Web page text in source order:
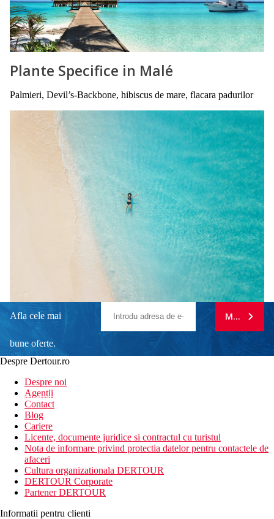
Plante Specifice in Malé
Palmieri, Devil’s-Backbone, hibiscus de mare, flacara padurilor
Afla cele mai
bune oferte.
newsletter!
MA
Despre Dertour.ro
Despre noi
Agentii
Contact
Blog
Cariere
Licente, documente juridice si contractul cu turistul
Nota de informare privind protectia datelor pentru contactele de
afaceri
Cultura organizationala DERTOUR
DERTOUR Corporate
Partener DERTOUR
Informatii pentru clienti